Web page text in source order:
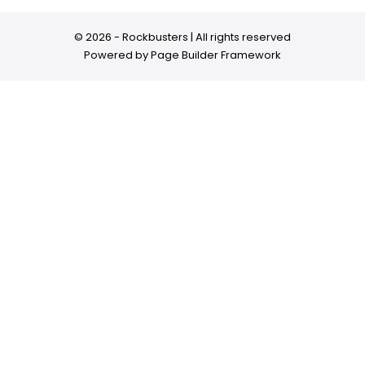
© 2026 - Rockbusters | All rights reserved
Powered byPage Builder Framework